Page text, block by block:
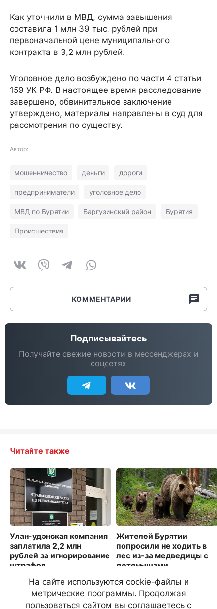
Как уточнили в МВД, сумма завышения
составила 1 млн 39 тыс. рублей при
первоначальной цене муниципального
контракта в 3,2 млн рублей.
Уголовное дело возбуждено по части 4 статьи
159 УК РФ. В настоящее время расследование
завершено, обвинительное заключение
утверждено, материалы направлены в суд для
рассмотрения по существу.
Автор:
мошенничество деньги дороги
предприниматели уголовное дело
МВД по Бурятии Баргузинский район Бурятия
Происшествия
КОММЕНТАРИИ
Подписывайтесь
Получайте свежие новости в мессенджерах и
соцсетях
Читайте также
Улан-удэнская компания
заплатила 2,2 млн
рублей за игнорирование
штрафов
890
Жителей Бурятии
попросили не ходить в
лес из-за медведицы с
детенышами
4546
На сайте используются cookie-файлы и
метрические программы. Продолжая
пользоваться сайтом вы соглашаетесь с